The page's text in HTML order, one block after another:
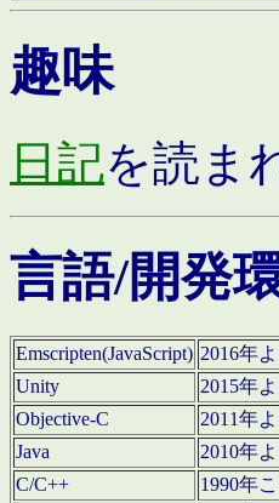
趣味
日記を読ま
言語/開発
Emscripten(JavaScript) 2016年よ
Unity
2015年
Objective-C
2011年
Java
2010年
C/C++
1990年